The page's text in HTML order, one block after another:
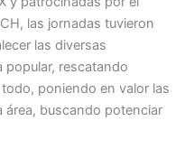
las jornadas tuvieron
las diversas
popular, rescatando
poniendo en valor las
área, buscando potenciar